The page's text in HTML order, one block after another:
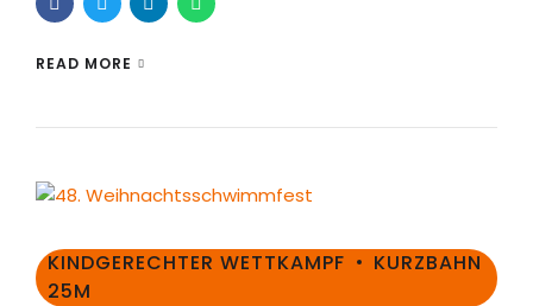
READ MORE
KINDGERECHTER WETTKAMPF
KURZBAHN
25M